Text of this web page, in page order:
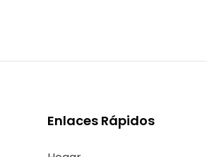
Enlaces Rápidos